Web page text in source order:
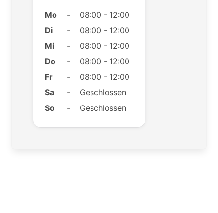
Mo -
08:00 - 12:00
Di
-
08:00 - 12:00
Mi
-
08:00 - 12:00
Do
-
08:00 - 12:00
Fr
-
08:00 - 12:00
Sa
-
Geschlossen
So
- Geschlossen